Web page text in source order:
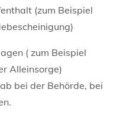
(zum Beispiel
( zum Beispiel
Alleinsorge)
bei der Behörde, bei